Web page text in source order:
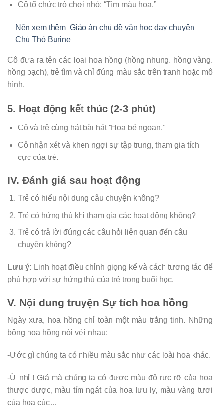
Cô tổ chức trò chơi nhỏ: “Tìm màu hoa.”
Nên xem thêm Giáo án chủ đề văn học dạy chuyện
Chú Thỏ Burine
Cô đưa ra tên các loại hoa hồng (hồng nhung, hồng vàng,
hồng bạch), trẻ tìm và chỉ đúng màu sắc trên tranh hoặc mô
hình.
5. Hoạt động kết thúc (2-3 phút)
Cô và trẻ cùng hát bài hát “Hoa bé ngoan.”
Cô nhận xét và khen ngợi sự tập trung, tham gia tích
cực của trẻ.
IV. Đánh giá sau hoạt động
Trẻ có hiểu nội dung câu chuyện không?
Trẻ có hứng thú khi tham gia các hoạt động không?
Trẻ có trả lời đúng các câu hỏi liên quan đến câu
chuyện không?
Lưu ý: Linh hoạt điều chỉnh giọng kể và cách tương tác để
phù hợp với sự hứng thú của trẻ trong buổi học.
V. Nội dung truyện Sự tích hoa hồng
Ngày xưa, hoa hồng chỉ toàn một màu trắng tinh. Những
bông hoa hồng nói với nhau:
-Ước gì chúng ta có nhiều màu sắc như các loài hoa khác.
-Ừ nhỉ ! Giá mà chúng ta có được màu đỏ rực rỡ của hoa
thược dược, màu tím ngát của hoa lưu ly, màu vàng tươi
của hoa cúc…